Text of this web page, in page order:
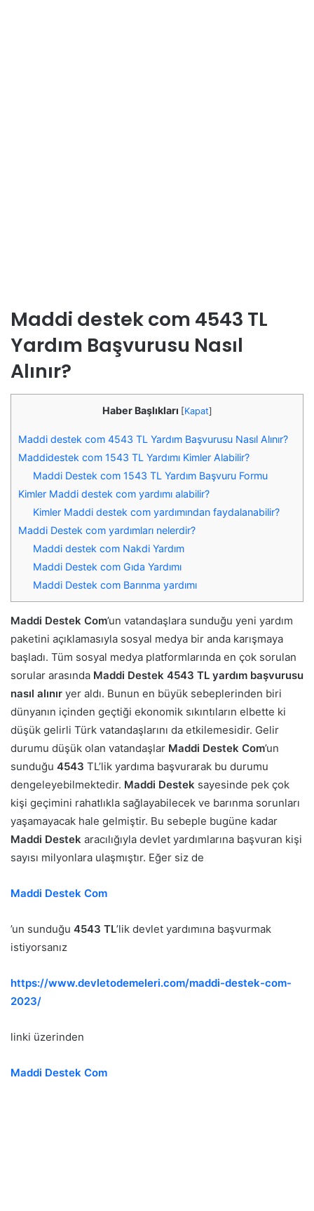
Maddi destek com 4543 TL
Yardım Başvurusu Nasıl
Alınır?
Haber Başlıkları [Kapat]
Maddi destek com 4543 TL Yardım Başvurusu Nasıl Alınır?
Maddidestek com 1543 TL Yardımı Kimler Alabilir?
Maddi Destek com 1543 TL Yardım Başvuru Formu
Kimler Maddi destek com yardımı alabilir?
Kimler Maddi destek com yardımından faydalanabilir?
Maddi Destek com yardımları nelerdir?
Maddi destek com Nakdi Yardım
Maddi Destek com Gıda Yardımı
Maddi Destek com Barınma yardımı
Maddi Destek Com’un vatandaşlara sunduğu yeni yardım
paketini açıklamasıyla sosyal medya bir anda karışmaya
başladı. Tüm sosyal medya platformlarında en çok sorulan
sorular arasında Maddi Destek 4543 TL yardım başvurusu
nasıl alınır yer aldı. Bunun en büyük sebeplerinden biri
dünyanın içinden geçtiği ekonomik sıkıntıların elbette ki
düşük gelirli Türk vatandaşlarını da etkilemesidir. Gelir
durumu düşük olan vatandaşlar Maddi Destek Com’un
sunduğu 4543 TL’lik yardıma başvurarak bu durumu
dengeleyebilmektedir. Maddi Destek sayesinde pek çok
kişi geçimini rahatlıkla sağlayabilecek ve barınma sorunları
yaşamayacak hale gelmiştir. Bu sebeple bugüne kadar
Maddi Destek aracılığıyla devlet yardımlarına başvuran kişi
sayısı milyonlara ulaşmıştır. Eğer siz de
Maddi Destek Com
’un sunduğu 4543 TL’lik devlet yardımına başvurmak
istiyorsanız
https://www.devletodemeleri.com/maddi-destek-com-
2023/
linki üzerinden
Maddi Destek Com